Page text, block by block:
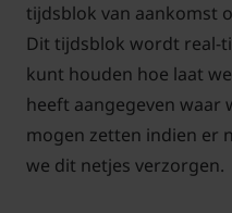
tijdsblok van aankomst
Dit tijdsblok wordt real-
kunt houden hoe laat
heeft aangegeven waar
mogen zetten indien er
we dit netjes verzorgen.